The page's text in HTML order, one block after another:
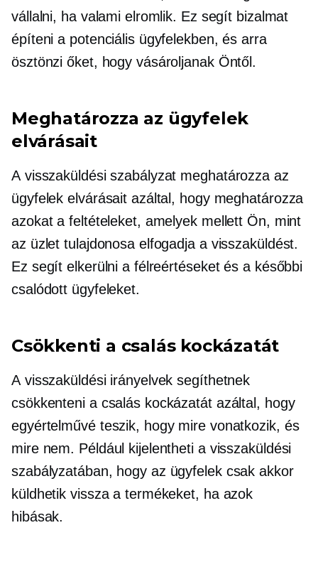
vállalni, ha valami elromlik. Ez segít bizalmat
építeni a potenciális ügyfelekben, és arra
ösztönzi őket, hogy vásároljanak Öntől.
Meghatározza az ügyfelek
elvárásait
A visszaküldési szabályzat meghatározza az
ügyfelek elvárásait azáltal, hogy meghatározza
azokat a feltételeket, amelyek mellett Ön, mint
az üzlet tulajdonosa elfogadja a visszaküldést.
Ez segít elkerülni a félreértéseket és a későbbi
csalódott ügyfeleket.
Csökkenti a csalás kockázatát
A visszaküldési irányelvek segíthetnek
csökkenteni a csalás kockázatát azáltal, hogy
egyértelművé teszik, hogy mire vonatkozik, és
mire nem. Például kijelentheti a visszaküldési
szabályzatában, hogy az ügyfelek csak akkor
küldhetik vissza a termékeket, ha azok
hibásak.